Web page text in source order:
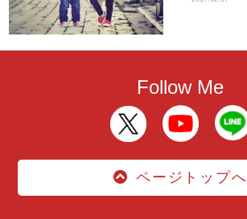
Follow Me
ページトップへ